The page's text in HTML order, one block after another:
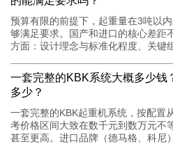
预算有限的前提下，起重量在3吨以
够满足要求。国产和进口的核心差距
方面：设计理念与标准化程度、关键
一套完整的KBK系统大概多少钱
多少？
一套完整的KBK起重机系统，按配置
考价格区间大致在数千元到数万元不
甚至更高。进口品牌（德马格、科尼